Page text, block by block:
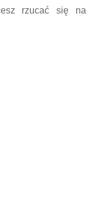
rzucać się na